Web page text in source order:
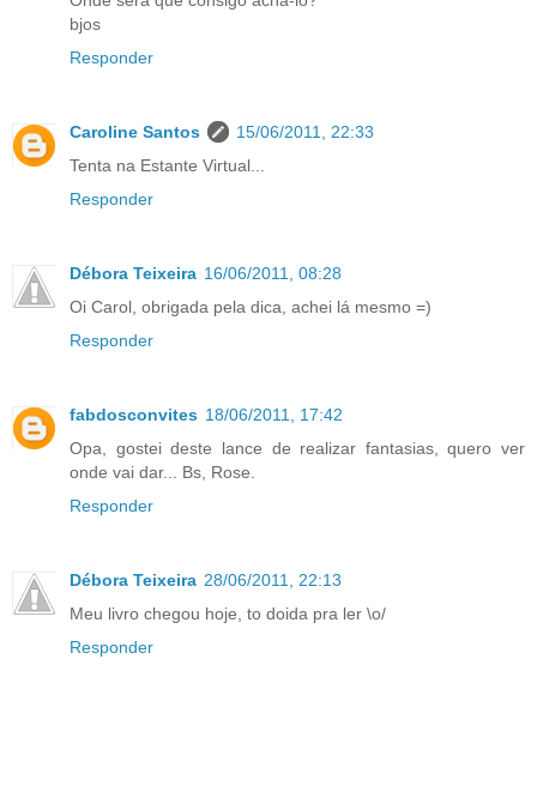
bjos
Responder
Caroline Santos
15/06/2011, 22:33
Tenta na Estante Virtual...
Responder
Débora Teixeira 16/06/2011, 08:28
Oi Carol, obrigada pela dica, achei lá mesmo =)
Responder
fabdosconvites 18/06/2011, 17:42
Opa, gostei deste lance de realizar fantasias, quero ver
onde vai dar... Bs, Rose.
Responder
Débora Teixeira 28/06/2011, 22:13
Meu livro chegou hoje, to doida pra ler \o/
Responder